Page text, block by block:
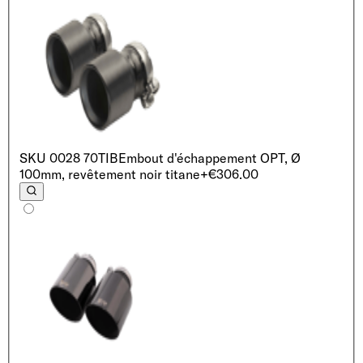
SKU 0028 70TIBEmbout d'échappement OPT, Ø
100mm, revêtement noir titane+€306.00